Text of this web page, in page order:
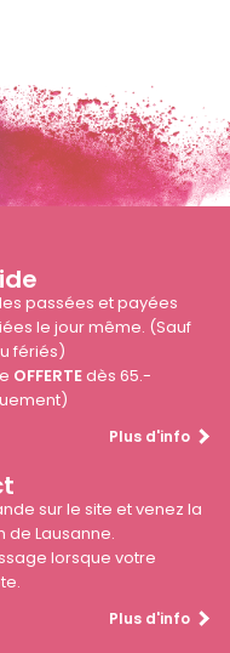
passées et payées
le jour même. (Sauf
fériés)
OFFERTEdès 65.-
Plus d'info
sur le site et venez la
de Lausanne.
lorsque votre
Plus d'info